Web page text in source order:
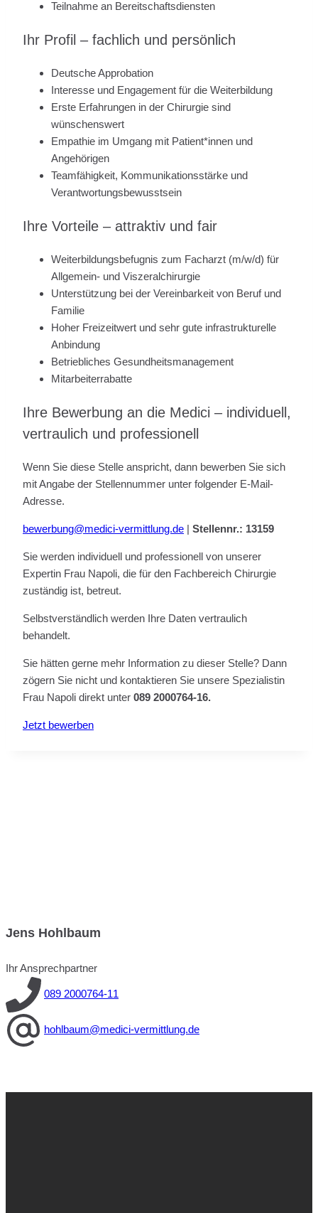
Teilnahme an Bereitschaftsdiensten
Ihr Profil – fachlich und persönlich
Deutsche Approbation
Interesse und Engagement für die Weiterbildung
Erste Erfahrungen in der Chirurgie sind
wünschenswert
Empathie im Umgang mit Patient*innen und
Angehörigen
Teamfähigkeit, Kommunikationsstärke und
Verantwortungsbewusstsein
Ihre Vorteile – attraktiv und fair
Weiterbildungsbefugnis zum Facharzt (m/w/d) für
Allgemein- und Viszeralchirurgie
Unterstützung bei der Vereinbarkeit von Beruf und
Familie
Hoher Freizeitwert und sehr gute infrastrukturelle
Anbindung
Betriebliches Gesundheitsmanagement
Mitarbeiterrabatte
Ihre Bewerbung an die Medici – individuell,
vertraulich und professionell
Wenn Sie diese Stelle anspricht, dann bewerben Sie sich
mit Angabe der Stellennummer unter folgender E-Mail-
Adresse.
bewerbung@medici-vermittlung.de | Stellennr.: 13159
Sie werden individuell und professionell von unserer
Expertin Frau Napoli, die für den Fachbereich Chirurgie
zuständig ist, betreut.
Selbstverständlich werden Ihre Daten vertraulich
behandelt.
Sie hätten gerne mehr Information zu dieser Stelle? Dann
zögern Sie nicht und kontaktieren Sie unsere Spezialistin
Frau Napoli direkt unter 089 2000764-16.
Jetzt bewerben
Jens Hohlbaum
Ihr Ansprechpartner
089 2000764-11
hohlbaum@medici-vermittlung.de